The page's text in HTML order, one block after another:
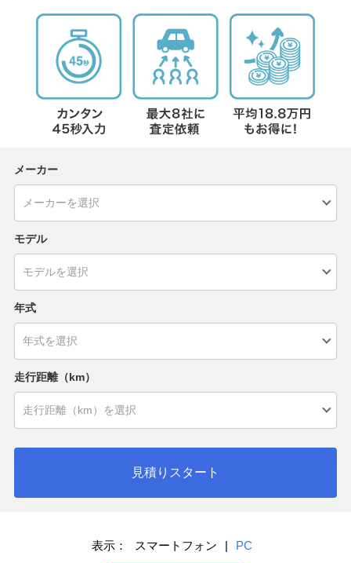
メーカー
モデル
年式
走行距離（km）
見積りスタート
表示： スマートフォン | PC